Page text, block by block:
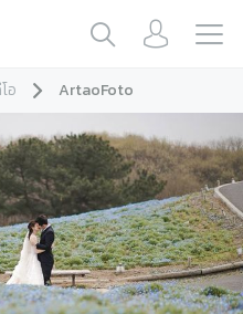
อ ArtaoFoto